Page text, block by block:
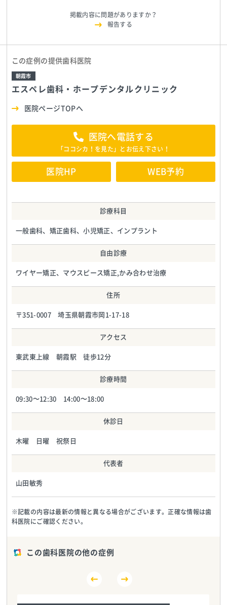
掲載内容に問題がありますか？
報告する
この症例の提供歯科医院
エスペレ歯科・ホープデンタルクリニック
朝霞市
医院ページTOPへ
医院へ電話する
「ココシカ！を見た」とお伝え下さい！
医院HP WEB予約
診療科目
一般歯科、矯正歯科、小児矯正、インプラント
自由診療
ワイヤー矯正、マウスピース矯正,かみ合わせ治療
住所
〒351-0007 埼玉県朝霞市岡1-17-18
アクセス
東武東上線 朝霞駅 徒歩12分
診療時間
09:30～12:30 14:00～18:00
休診日
木曜 日曜 祝祭日
代表者
山田敏秀
※記載の内容は最新の情報と異なる場合がございます。正確な情報は歯
科医院にご確認ください。
この歯科医院の他の症例